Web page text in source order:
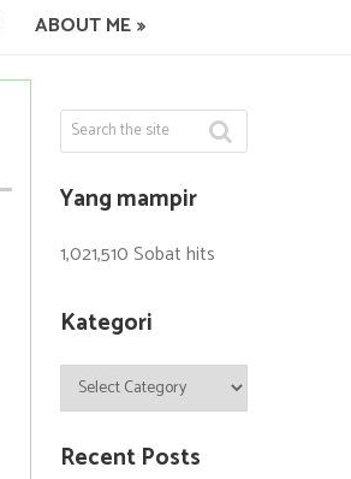
ABOUT ME
Yang mampir
1,021,510 Sobat hits
Kategori
Kategori
Recent Posts